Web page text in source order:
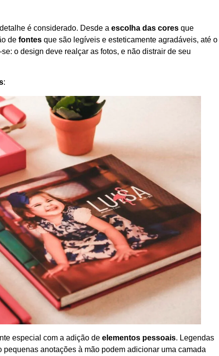
é considerado. Desde a escolha das cores que
de fontes que são legíveis e esteticamente agradáveis, até o
o design deve realçar as fotos, e não distrair de seu
:
especial com a adição de elementos pessoais. Legendas
anotações à mão podem adicionar uma camada